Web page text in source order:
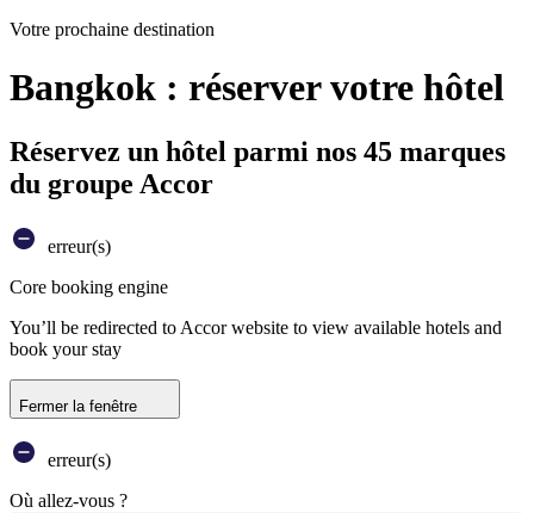
Votre prochaine destination
Bangkok : réserver votre hôtel
Réservez un hôtel parmi nos 45 marques
du groupe Accor
erreur(s)
Core booking engine
You’ll be redirected to Accor website to view available hotels and
book your stay
Fermer la fenêtre
erreur(s)
Où allez-vous ?